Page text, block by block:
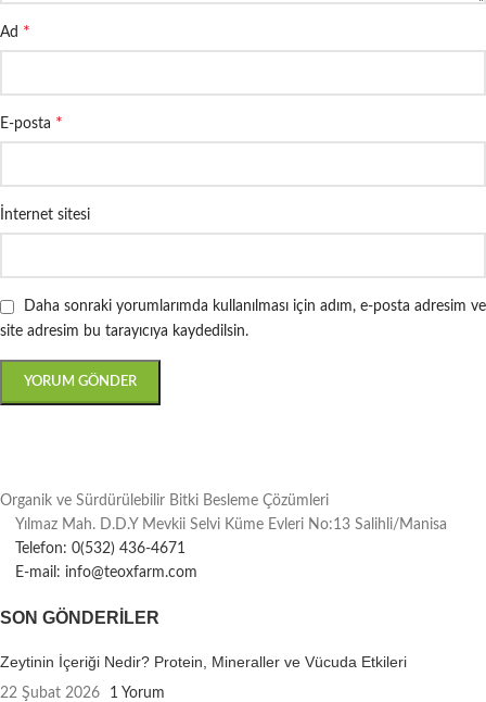
Ad *
E-posta *
İnternet sitesi
Daha sonraki yorumlarımda kullanılması için adım, e-posta adresim ve
site adresim bu tarayıcıya kaydedilsin.
Organik ve Sürdürülebilir Bitki Besleme Çözümleri
Yılmaz Mah. D.D.Y Mevkii Selvi Küme Evleri No:13 Salihli/Manisa
Telefon: 0(532) 436-4671
E-mail: info@teoxfarm.com
SON GÖNDERILER
Zeytinin İçeriği Nedir? Protein, Mineraller ve Vücuda Etkileri
22 Şubat 2026 1 Yorum